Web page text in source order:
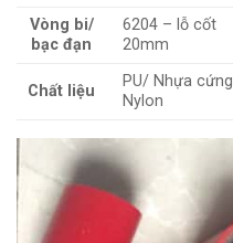
Vòng bi/
bạc đạn
6204 – lỗ cốt
20mm
Chất liệu
PU/ Nhựa cứng
Nylon